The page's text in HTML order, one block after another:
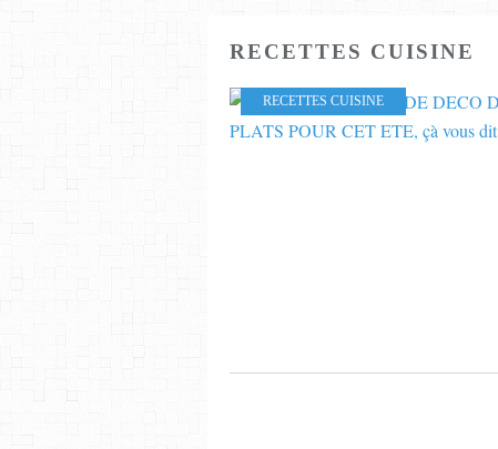
RECETTES CUISINE
RECETTES CUISINE